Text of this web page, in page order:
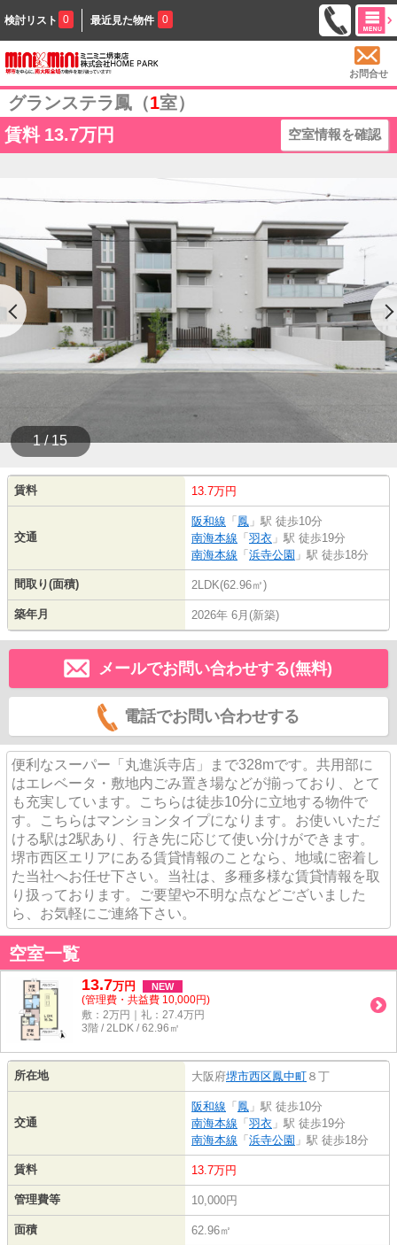
検討リスト 0 最近見た物件 0
お問合せ
グランステラ鳳（1室）
賃料 13.7万円 空室情報を確認
1 / 15
賃料 13.7万円
交通
阪和線 「 鳳 」駅 徒歩10分
南海本線 「 羽衣 」駅 徒歩19分
南海本線 「 浜寺公園 」駅 徒歩18分
間取り(面積) 2LDK(62.96㎡)
築年月 2026年 6月(新築)
メールでお問い合わせする(無料)
電話でお問い合わせする
便利なスーパー「丸進浜寺店」まで328mです。共用部に
はエレベータ・敷地内ごみ置き場などが揃っており、とて
も充実しています。こちらは徒歩10分に立地する物件で
す。こちらはマンションタイプになります。お使いいただ
ける駅は2駅あり、行き先に応じて使い分けができます。
堺市西区エリアにある賃貸情報のことなら、地域に密着し
た当社へお任せ下さい。当社は、多種多様な賃貸情報を取
り扱っております。ご要望や不明な点などございました
ら、お気軽にご連絡下さい。
空室一覧
13.7万円 NEW
(管理費・共益費 10,000円)
敷：2万円｜礼：27.4万円
3階 / 2LDK / 62.96㎡
所在地 大阪府堺市西区鳳中町 ８丁
交通
阪和線 「 鳳 」駅 徒歩10分
南海本線 「 羽衣 」駅 徒歩19分
南海本線 「 浜寺公園 」駅 徒歩18分
賃料 13.7万円
管理費等 10,000円
面積 62.96㎡